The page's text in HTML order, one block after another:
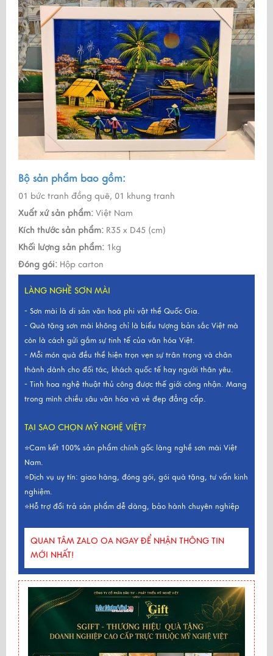
Bộ sản phẩm bao gồm:
01 bức tranh đồng quê, 01 khung tranh
Xuất xứ sản phẩm: Việt Nam
Kích thước sản phẩm: R35 x D45 (cm)
Khối lượng sản phẩm: 1kg
Đóng gói: Hộp carton
LÀNG NGHỀ SƠN MÀI
- Sơn mài là di sản văn hoá phi vật thể Quốc Gia.
- Quà tặng sơn mài không chỉ là biểu tượng bản sắc Việt mà
còn là cách gửi gắm sự tinh tế của văn hóa Việt.
- Mỗi món quà đều thể hiện trọn vẹn sự trân trọng và chân
thành dành cho đối tác, khách quốc tế hay người thân yêu.
- Tinh hoa nghệ thuật thủ công được thế giới công nhận. Mang
trong mình chiều sâu văn hóa và vẻ đẹp đẳng cấp.
TẠI SAO CHỌN MỸ NGHỆ VIỆT?
⭐Cam kết 100% sản phẩm chính gốc làng nghề sơn mài Việt
Nam.
⭐Dịch vụ uy tín: giao hàng, đóng gói, gói quà tặng, tư vấn kinh
nghiệm.
⭐Hỗ trợ đổi trả sản phẩm dễ dàng, bảo hành chuyên nghiệp
QUAN TÂM ZALO OA NGAY ĐỂ NHẬN THÔNG TIN
MỚI NHẤT!